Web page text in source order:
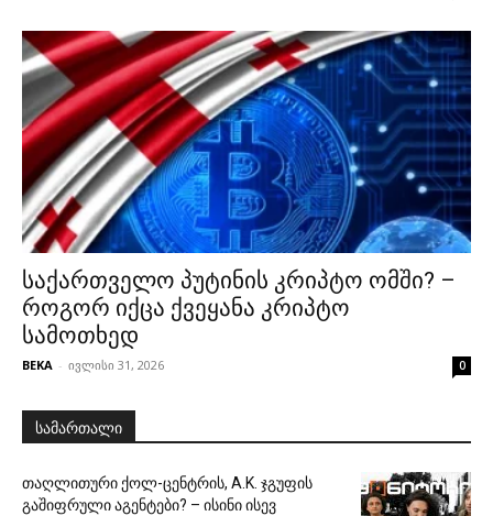
საქართველო პუტინის კრიპტო ომში? –
როგორ იქცა ქვეყანა კრიპტო
სამოთხედ
BEKA - ივლისი 31, 2026 0
სამართალი
თაღლითური ქოლ-ცენტრის, A.K. ჯგუფის
გაშიფრული აგენტები? – ისინი ისევ